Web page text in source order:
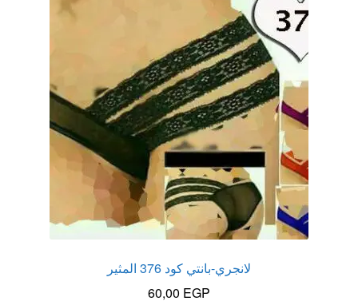
لانجري-بانتي كود 376 المثير
60,00 EGP